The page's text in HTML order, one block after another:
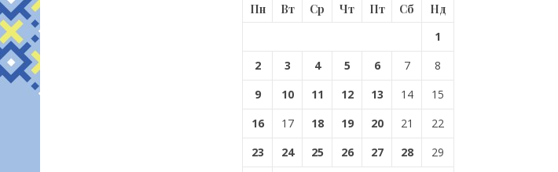
Пн Вт Ср Чт Пт Сб
Нд
1
2
3 4 5 6 7
8
9
10 11 12 13 14
15
16
17 18 19 20 21
22
23
24 25 26 27 28
29